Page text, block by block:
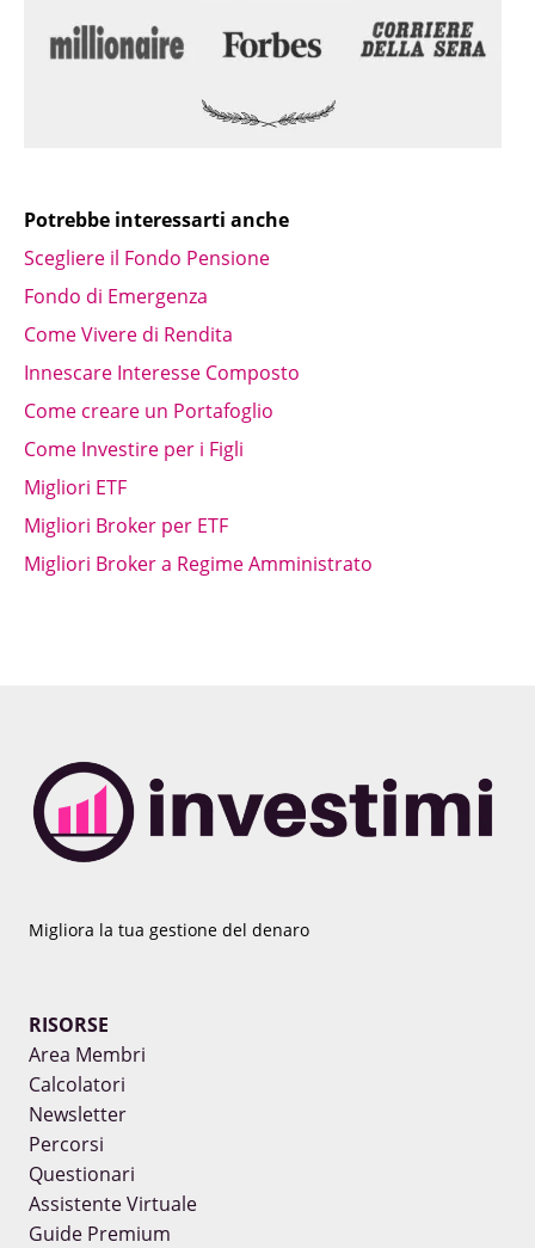
Potrebbe interessarti anche
Scegliere il Fondo Pensione
Fondo di Emergenza
Come Vivere di Rendita
Innescare Interesse Composto
Come creare un Portafoglio
Come Investire per i Figli
Migliori ETF
Migliori Broker per ETF
Migliori Broker a Regime Amministrato
Migliora la tua gestione del denaro
RISORSE
Area Membri
Calcolatori
Newsletter
Percorsi
Questionari
Assistente Virtuale
Guide Premium